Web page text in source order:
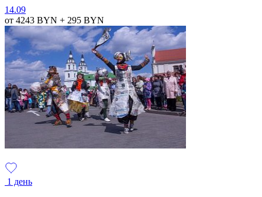
14.09
от 4243 BYN + 295 BYN
1 день